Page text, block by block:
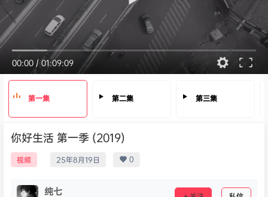
00:00 /01:09:09
第一集 第二集 第三集
你好生活 第一季 (2019)
视频 25年8月19日 0
纯七